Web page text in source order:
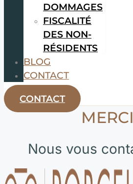
DOMMAGES
FISCALITÉ
DES NON-
RÉSIDENTS
BLOG
CONTACT
CONTACT
Nous vous